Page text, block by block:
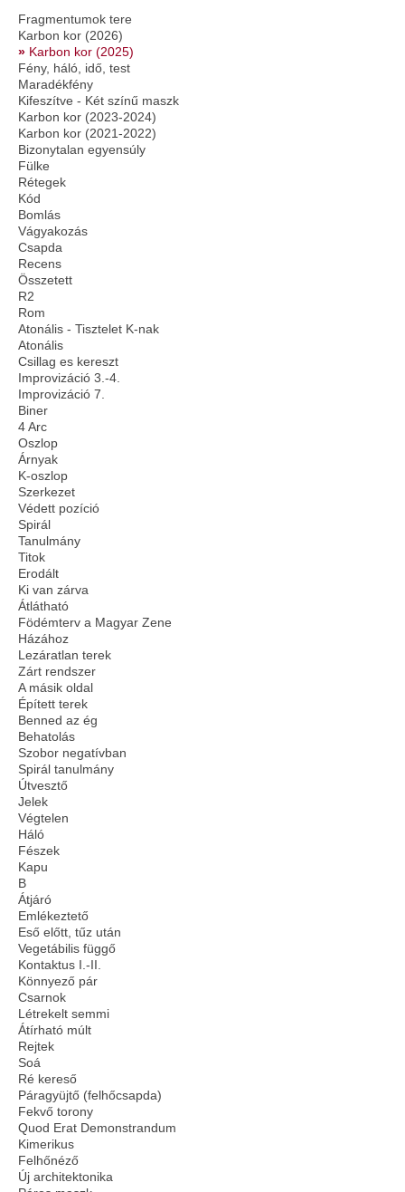
Fragmentumok tere
Karbon kor (2026)
Karbon kor (2025)
Fény, háló, idő, test
Maradékfény
Kifeszítve - Két színű maszk
Karbon kor (2023-2024)
Karbon kor (2021-2022)
Bizonytalan egyensúly
Fülke
Rétegek
Kód
Bomlás
Vágyakozás
Csapda
Recens
Összetett
R2
Rom
Atonális - Tisztelet K-nak
Atonális
Csillag es kereszt
Improvizáció 3.-4.
Improvizáció 7.
Biner
4 Arc
Oszlop
Árnyak
K-oszlop
Szerkezet
Védett pozíció
Spirál
Tanulmány
Titok
Erodált
Ki van zárva
Átlátható
Födémterv a Magyar Zene
Házához
Lezáratlan terek
Zárt rendszer
A másik oldal
Épített terek
Benned az ég
Behatolás
Szobor negatívban
Spirál tanulmány
Útvesztő
Jelek
Végtelen
Háló
Fészek
Kapu
B
Átjáró
Emlékeztető
Eső előtt, tűz után
Vegetábilis függő
Kontaktus I.-II.
Könnyező pár
Csarnok
Létrekelt semmi
Átírható múlt
Rejtek
Soá
Ré kereső
Páragyüjtő (felhőcsapda)
Fekvő torony
Quod Erat Demonstrandum
Kimerikus
Felhőnéző
Új architektonika